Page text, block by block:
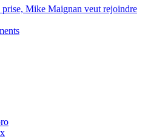
Mike Maignan veut rejoindre